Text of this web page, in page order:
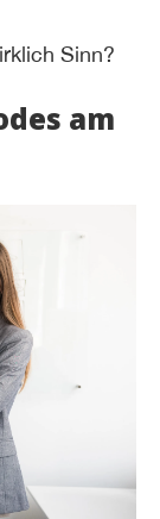
Sinn?
am